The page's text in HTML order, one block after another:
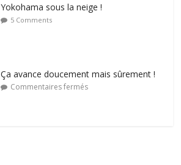
Yokohama sous la neige !
5 Comments
Ça avance doucement mais sûrement !
Commentaires fermés